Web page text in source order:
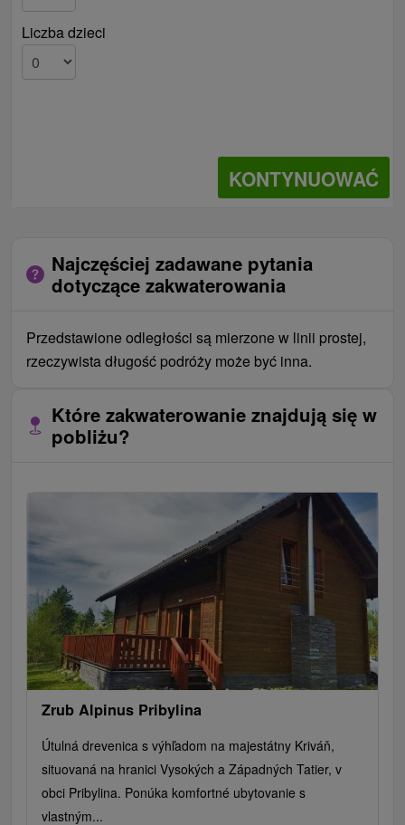
Liczba dzieci
KONTYNUOWAĆ
Najczęściej zadawane pytania
dotyczące zakwaterowania
Przedstawione odległości są mierzone w linii prostej,
rzeczywista długość podróży może być inna.
Które zakwaterowanie znajdują się w
pobliżu?
Zrub Alpinus Pribylina
Útulná drevenica s výhľadom na majestátny Kriváň,
situovaná na hranici Vysokých a Západných Tatier, v
obci Pribylina. Ponúka komfortné ubytovanie s
vlastným...